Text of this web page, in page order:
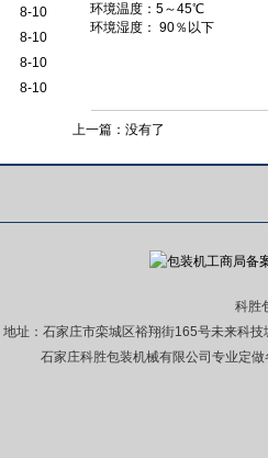
8-10
8-10
8-10
8-10
环境温度：5～45℃
环境湿度： 90％以下
上一篇：没有了
科胜
地址： 石家庄市栾城区裕翔街165号未来科技
石家庄科胜包装机械有限公司专业定